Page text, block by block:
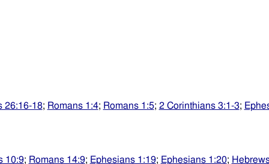
26:16-18; Romans 1:4; Romans 1:5; 2 Corinthians 3:1-3;
10:9; Romans 14:9; Ephesians 1:19; Ephesians 1:20;